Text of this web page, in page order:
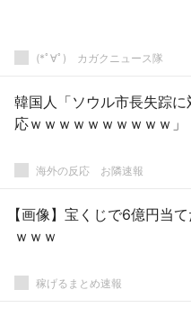
(*ﾟ∀ﾟ)ゞカガクニュース隊
韓国人「ソウル市長失踪に
応ｗｗｗｗｗｗｗｗｗｗ」
海外の反応 お隣速報
【画像】宝くじで6億円当
ｗｗｗ
稼げるまとめ速報